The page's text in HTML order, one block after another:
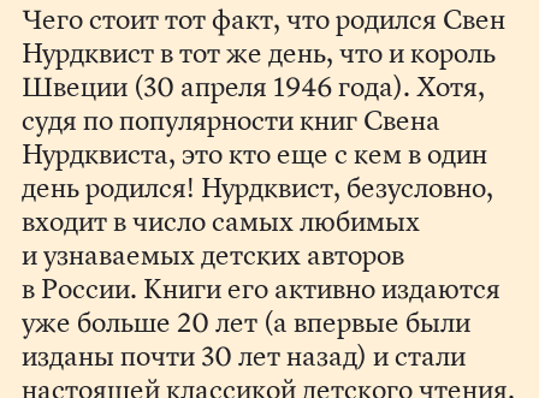
Чего стоит тот факт, что родился Свен
Нурдквист в тот же день, что и король
Швеции (30 апреля 1946 года). Хотя,
судя по популярности книг Свена
Нурдквиста, это кто еще с кем в один
день родился! Нурдквист, безусловно,
входит в число самых любимых
и узнаваемых детских авторов
в России. Книги его активно издаются
уже больше 20 лет (а впервые были
изданы почти 30 лет назад) и стали
настоящей классикой детского чтения.